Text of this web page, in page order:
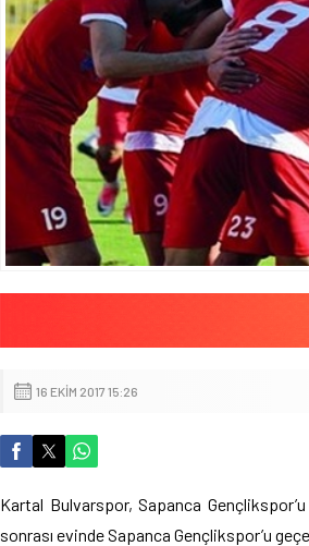
16 EKIM 2017 15:26
Kartal Bulvarspor, Sapanca
sonrası evinde Sapanca Gençlikspor’u